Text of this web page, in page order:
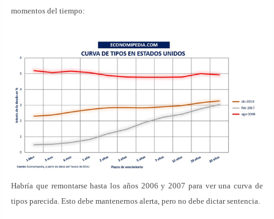
momentos del tiempo:
Habría que remontarse hasta los años 2006 y 2007 para ver una curva de
tipos parecida. Esto debe mantenernos alerta, pero no debe dictar sentencia.